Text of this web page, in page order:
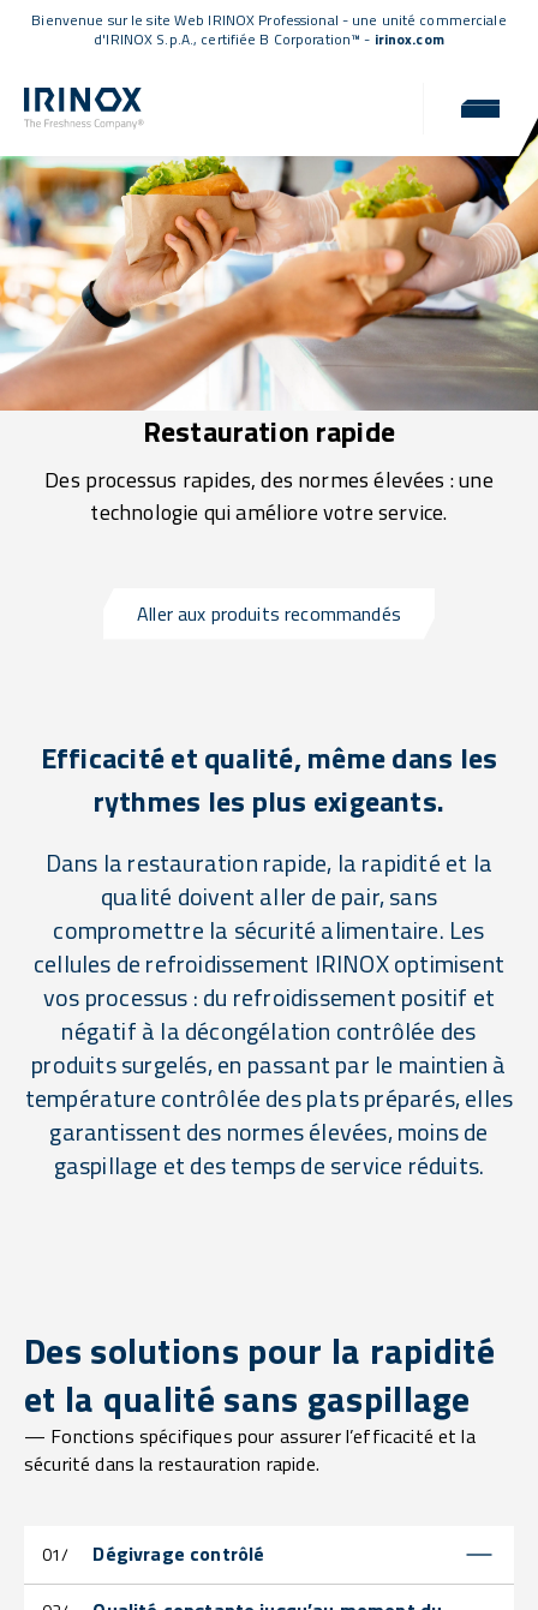
Bienvenue sur le site Web IRINOX Professional - une unité commerciale
d'IRINOX S.p.A., certifiée B Corporation™ - irinox.com
Restauration rapide
Des processus rapides, des normes élevées : une
technologie qui améliore votre service.
Aller aux produits recommandés
Efficacité et qualité, même dans les
rythmes les plus exigeants.
Dans la restauration rapide, la rapidité et la
qualité doivent aller de pair, sans
compromettre la sécurité alimentaire. Les
cellules de refroidissement IRINOX optimisent
vos processus : du refroidissement positif et
négatif à la décongélation contrôlée des
produits surgelés, en passant par le maintien à
température contrôlée des plats préparés, elles
garantissent des normes élevées, moins de
gaspillage et des temps de service réduits.
Des solutions pour la rapidité
et la qualité sans gaspillage
— Fonctions spécifiques pour assurer l’efficacité et la
sécurité dans la restauration rapide.
01/ Dégivrage contrôlé